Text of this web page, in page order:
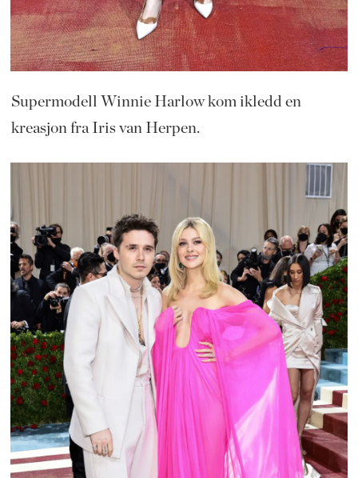
Supermodell Winnie Harlow kom ikledd en
kreasjon fra Iris van Herpen.